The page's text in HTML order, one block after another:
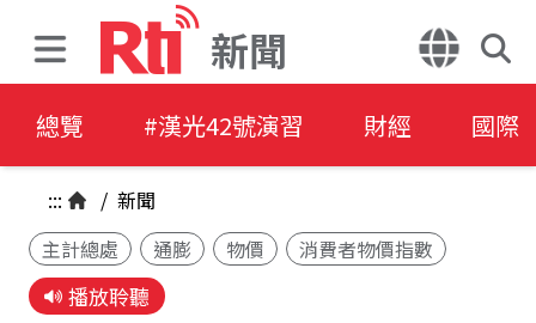
新聞
總覽 #漢光42號演習 財經 國際
::: / 新聞
主計總處
通膨 物價 消費者物價指數
播放聆聽